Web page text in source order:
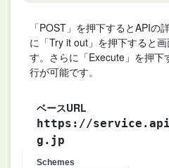
「POST」を押下するとAPIの
に「Try it out」を押下すると
す。さらに「Execute」を押下
行が可能です。
ベースURL
https://
g.jp
Schemes